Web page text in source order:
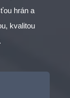
hrán a
kvalitou